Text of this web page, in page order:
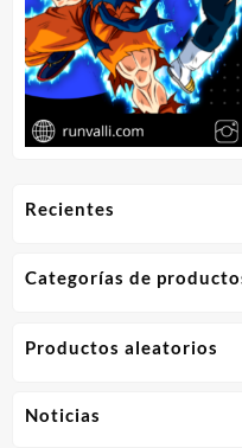
Recientes
Categorías de
Productos aleatorios
Noticias